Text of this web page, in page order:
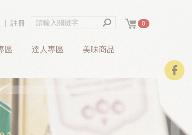
0
註冊
區 達人專區 美味商品